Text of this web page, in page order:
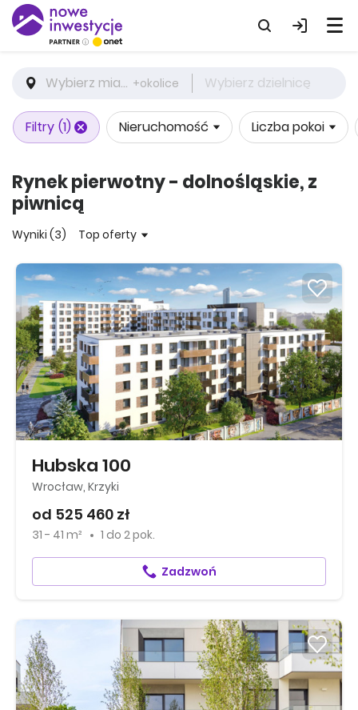
Wybierz miasto +okolice Wybierz dzielnicę
Filtry (1) Nieruchomość Liczba pokoi
Rynek pierwotny - dolnośląskie, z
piwnicą
Wyniki (3) Top oferty
Hubska 100
Wrocław, Krzyki
od 525 460 zł
31 - 41 m² 1 do 2 pok.
Zadzwoń